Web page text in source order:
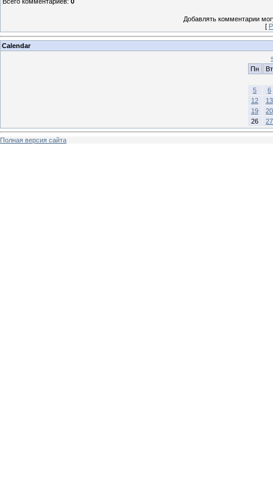
Добавлять комментарии
[
Calendar
Пн
Вт
5
6
12
13
19
20
26
27
Полная версия сайта